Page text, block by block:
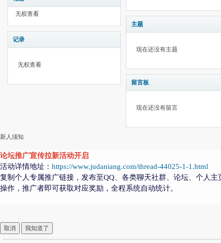
无权查看
记录
无权查看
主题
现在还没有主题
留言板
现在还没有留言
新人须知
论坛推广宣传拉新活动开启
活动详情地址： https://www.judaniang.com/thread-44025-1-1.html
复制个人专属推广链接，发布至QQ、各类聊天社群、论坛、个人
操作，推广者即可获取对应奖励，全程系统自动统计。
取消 我知道了